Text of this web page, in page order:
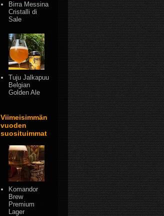
Birra Messina
Cristalli di
Sale
Tuju Jalkapuu
Belgian
Golden Ale
Viimeisimmän
vuoden
suosituimmat
Komandor
Brew
Premium
Lager